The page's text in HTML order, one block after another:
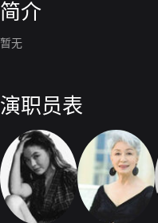
简介
暂无
演职员表